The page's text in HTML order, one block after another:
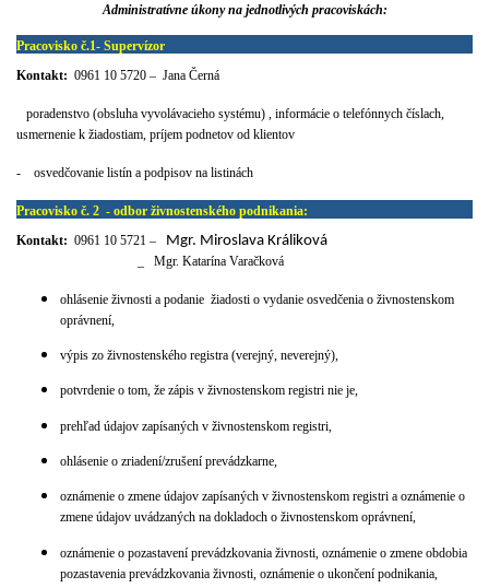
Administratívne úkony na jednotlivých pracoviskách:
Pracovisko č.1- Supervízor
Kontakt: 0961 10 5720 – Jana Černá
poradenstvo (obsluha vyvolávacieho systému) , informácie o telefónnych číslach,
usmernenie k žiadostiam, príjem podnetov od klientov
- osvedčovanie listín a podpisov na listinách
Pracovisko č. 2 - odbor živnostenského podnikania:
Kontakt: 0961 10 5721 – Mgr. Miroslava Králiková
Mgr. Katarína Varačková
ohlásenie živnosti a podanie žiadosti o vydanie osvedčenia o živnostenskom
oprávnení,
výpis zo živnostenského registra (verejný, neverejný),
potvrdenie o tom, že zápis v živnostenskom registri nie je,
prehľad údajov zapísaných v živnostenskom registri,
ohlásenie o zriadení/zrušení prevádzkarne,
oznámenie o zmene údajov zapísaných v živnostenskom registri a oznámenie o
zmene údajov uvádzaných na dokladoch o živnostenskom oprávnení,
oznámenie o pozastavení prevádzkovania živnosti, oznámenie o zmene obdobia
pozastavenia prevádzkovania živnosti, oznámenie o ukončení podnikania,